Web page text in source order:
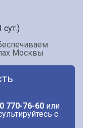
сут.)
Москвы
770-76-60 или
с